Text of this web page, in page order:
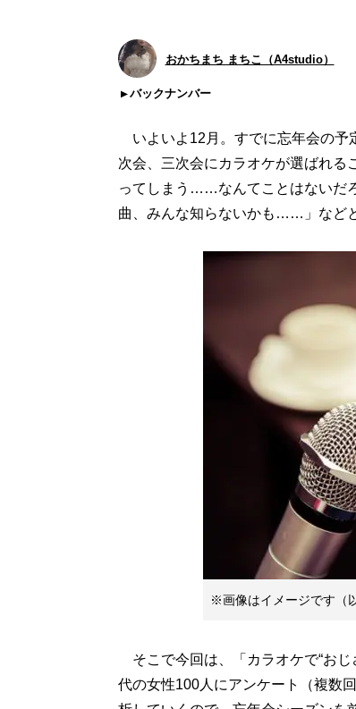
おかちまち まちこ（A4studio）
バックナンバー
いよいよ12月。すでに忘年会の予
次会、三次会にカラオケが選ばれる
ってしまう……なんてことはないだ
曲、みんな知らないかも……」など
※画像はイメージです（
そこで今回は、「カラオケで“おじ
代の女性100人にアンケート（複数